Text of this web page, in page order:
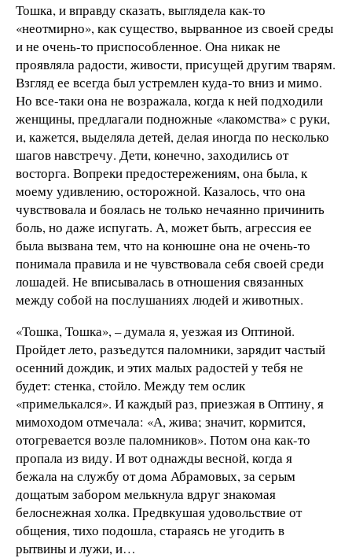
Тошка, и вправду сказать, выглядела как-то
«неотмирно», как существо, вырванное из своей среды
и не очень-то приспособленное. Она никак не
проявляла радости, живости, присущей другим тварям.
Взгляд ее всегда был устремлен куда-то вниз и мимо.
Но все-таки она не возражала, когда к ней подходили
женщины, предлагали подножные «лакомства» с руки,
и, кажется, выделяла детей, делая иногда по несколько
шагов навстречу. Дети, конечно, заходились от
восторга. Вопреки предостережениям, она была, к
моему удивлению, осторожной. Казалось, что она
чувствовала и боялась не только нечаянно причинить
боль, но даже испугать. А, может быть, агрессия ее
была вызвана тем, что на конюшне она не очень-то
понимала правила и не чувствовала себя своей среди
лошадей. Не вписывалась в отношения связанных
между собой на послушаниях людей и животных.
«Тошка, Тошка», – думала я, уезжая из Оптиной.
Пройдет лето, разъедутся паломники, зарядит частый
осенний дождик, и этих малых радостей у тебя не
будет: стенка, стойло. Между тем ослик
«примелькался». И каждый раз, приезжая в Оптину, я
мимоходом отмечала: «А, жива; значит, кормится,
отогревается возле паломников». Потом она как-то
пропала из виду. И вот однажды весной, когда я
бежала на службу от дома Абрамовых, за серым
дощатым забором мелькнула вдруг знакомая
белоснежная холка. Предвкушая удовольствие от
общения, тихо подошла, стараясь не угодить в
рытвины и лужи, и…